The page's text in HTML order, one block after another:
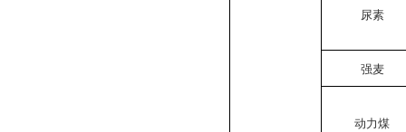
尿素
强麦
动力煤